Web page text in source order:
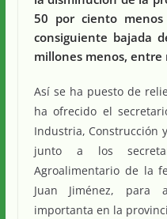
50 por ciento
consiguiente bajada
millones menos, entre
Así se ha puesto de
ha ofrecido el
Industria, Construcción
junto a los
Agroalimentario de la
Juan Jiménez, para
importanta en la